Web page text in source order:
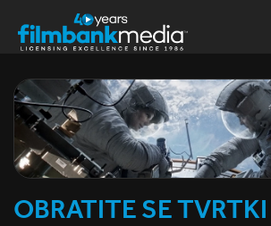
OBRATITE SE TVRTKI